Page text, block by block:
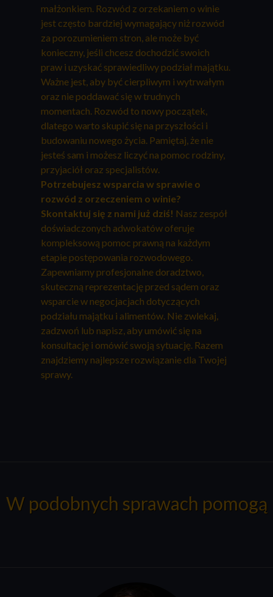
W podobnych sprawach pomogą
małżonkiem. Rozwód z orzekaniem o winie
jest często bardziej wymagający niż rozwód
za porozumieniem stron, ale może być
konieczny, jeśli chcesz dochodzić swoich
praw i uzyskać sprawiedliwy podział majątku.
Ważne jest, aby być cierpliwym i wytrwałym
oraz nie poddawać się w trudnych
momentach. Rozwód to nowy początek,
dlatego warto skupić się na przyszłości i
budowaniu nowego życia. Pamiętaj, że nie
jesteś sam i możesz liczyć na pomoc rodziny,
przyjaciół oraz specjalistów.
Potrzebujesz wsparcia w sprawie o
rozwód z orzeczeniem o winie?
Skontaktuj się z nami już dziś! Nasz zespół
doświadczonych adwokatów oferuje
kompleksową pomoc prawną na każdym
etapie postępowania rozwodowego.
Zapewniamy profesjonalne doradztwo,
skuteczną reprezentację przed sądem oraz
wsparcie w negocjacjach dotyczących
podziału majątku i alimentów. Nie zwlekaj,
zadzwoń lub napisz, aby umówić się na
konsultację i omówić swoją sytuację. Razem
znajdziemy najlepsze rozwiązanie dla Twojej
sprawy.